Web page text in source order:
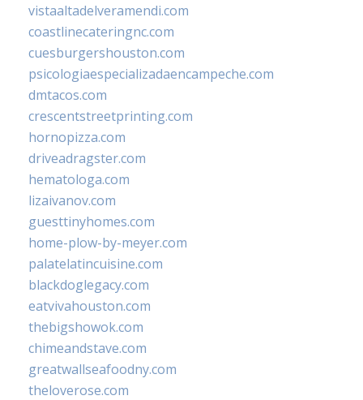
vistaaltadelveramendi.com
coastlinecateringnc.com
cuesburgershouston.com
psicologiaespecializadaencampeche.com
dmtacos.com
crescentstreetprinting.com
hornopizza.com
driveadragster.com
hematologa.com
lizaivanov.com
guesttinyhomes.com
home-plow-by-meyer.com
palatelatincuisine.com
blackdoglegacy.com
eatvivahouston.com
thebigshowok.com
chimeandstave.com
greatwallseafoodny.com
theloverose.com